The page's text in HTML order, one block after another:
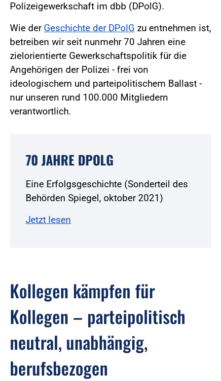
Polizeigewerkschaft im dbb (DPolG).
Wie der Geschichte der DPolG zu entnehmen ist,
betreiben wir seit nunmehr 70 Jahren eine
zielorientierte Gewerkschaftspolitik für die
Angehörigen der Polizei - frei von
ideologischem und parteipolitischem Ballast -
nur unseren rund 100.000 Mitgliedern
verantwortlich.
70 JAHRE DPOLG
Eine Erfolgsgeschichte (Sonderteil des
Behörden Spiegel, oktober 2021)
Jetzt lesen
Kollegen kämpfen für
Kollegen – parteipolitisch
neutral, unabhängig,
berufsbezogen